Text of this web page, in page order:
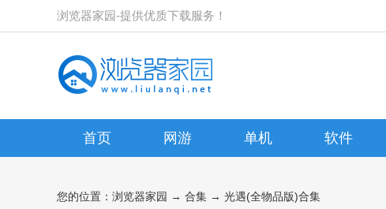
浏览器家园-提供优质下载服务！
首页 网游 单机 软件
您的位置： 浏览器家园 → 合集 → 光遇(全物品版)合集